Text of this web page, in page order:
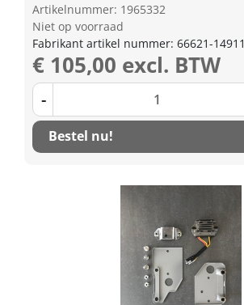
Artikelnummer: 1965332
Niet op voorraad
Fabrikant artikel nummer: 66621-14911
€ 105,00 excl. BTW
-
Bestel nu!